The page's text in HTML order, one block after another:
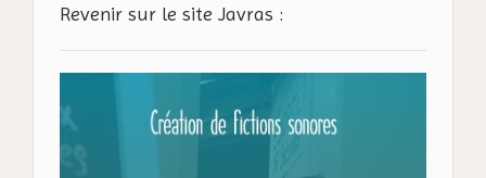
Revenir sur le site Javras :